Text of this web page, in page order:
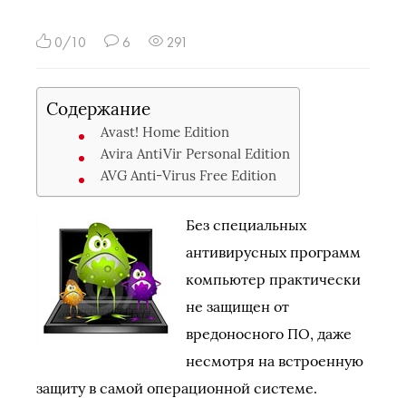
0/10 6 291
Содержание
Avast! Home Edition
Avira AntiVir Personal Edition
AVG Anti-Virus Free Edition
Без специальных
антивирусных программ
компьютер практически
не защищен от
вредоносного ПО, даже
несмотря на встроенную
защиту в самой операционной системе.